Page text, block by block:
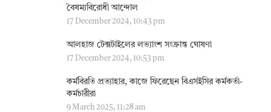
বৈষম্যবিরোধী আন্দোল
17 December 2024, 10:43 pm
আলহাজ টেক্সটাইলের লভ্যাংশ সংক্রান্ত ঘোষণা
17 December 2024, 10:53 pm
কর্মবিরতি প্রত্যাহার, কাজে ফিরেছেন বিএসইসির কর্মকর্তা-
কর্মচারীরা
9 March 2025, 11:28 am